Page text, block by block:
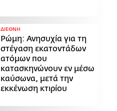
ΔΙΕΘΝΗ
Ρώμη: Ανησυχία για τη
στέγαση εκατοντάδων
ατόμων που
κατασκηνώνουν εν μέσω
καύσωνα, μετά την
εκκένωση κτιρίου